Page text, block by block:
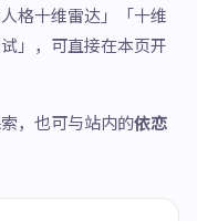
格十维雷达」「十维
」，可直接在本页开
，也可与站内的依恋